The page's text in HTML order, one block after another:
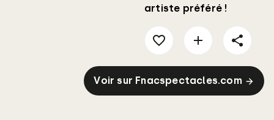
artiste préféré !
Voir sur Fnacspectacles.com